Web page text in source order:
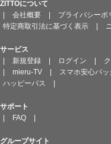
ZITTOについて
|
会社概要 | プライバシーポ
特定商取引法に基づく表示
|
サービス
|
新規登録 | ログイン |
|
mieru-TV | スマホ安心パッ
ハッピーパス
|
サポート
|
FAQ |
グループサイト